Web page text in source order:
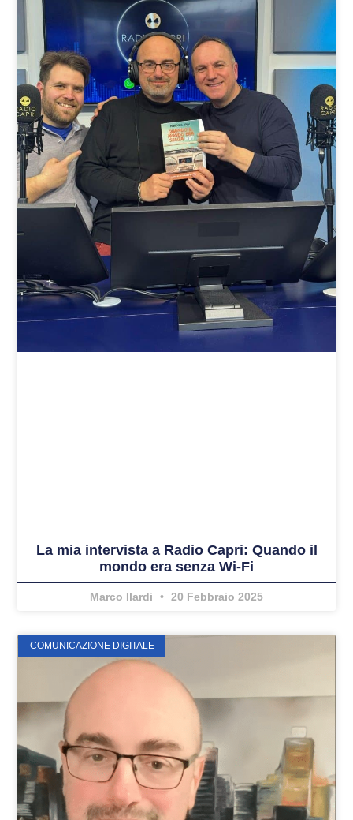
La mia intervista a Radio Capri: Quando il
mondo era senza Wi-Fi
Marco Ilardi 20 Febbraio 2025
COMUNICAZIONE DIGITALE